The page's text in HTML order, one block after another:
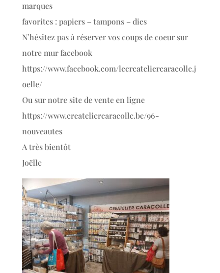
marques
favorites : papiers – tampons – dies
N’hésitez pas à réserver vos coups de coeur sur
notre mur facebook
https://www.facebook.com/lecreateliercaracolle.j
oelle/
Ou sur notre site de vente en ligne
https://www.createliercaracolle.be/96-
nouveautes
A très bientôt
Joëlle